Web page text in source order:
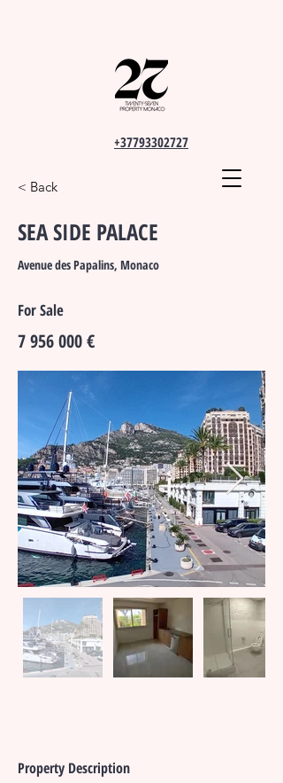
+37793302727
< Back
SEA SIDE PALACE
Avenue des Papalins, Monaco
For Sale
7 956 000€
Property Description